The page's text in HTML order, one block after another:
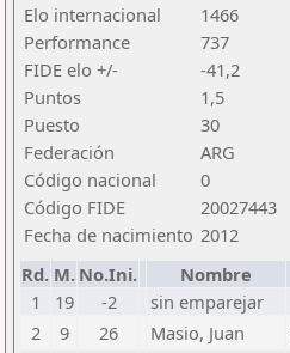
Elo internacional
1466
Performance
737
FIDE elo +/-
-41,2
Puntos
1,5
Puesto
30
Federación
ARG
Código nacional
0
Código FIDE
20027443
Fecha de nacimiento 2012
Rd. M. No.Ini. Nombre
1
19 -2 sin emparejar
2
9 26 Masio, Juan